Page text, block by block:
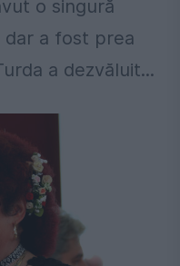
o singură
dar a fost prea
a dezvăluit...